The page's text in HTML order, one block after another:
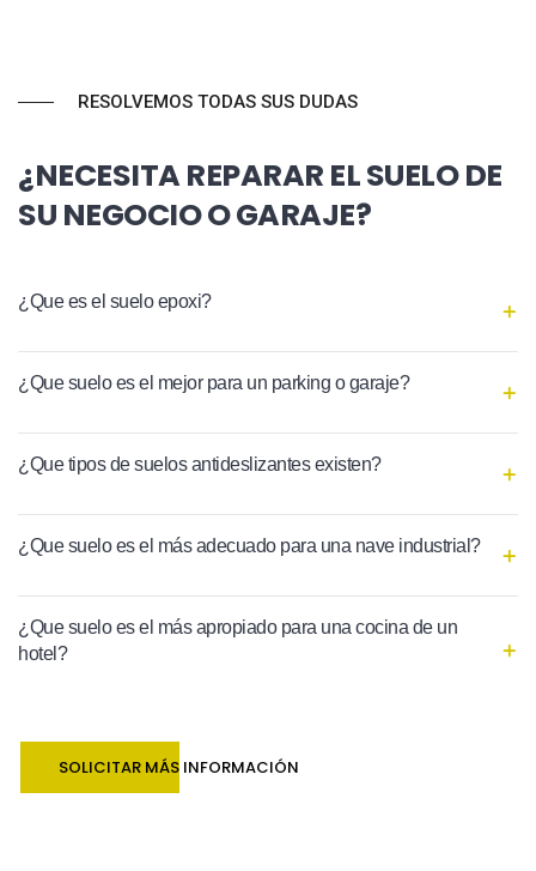
RESOLVEMOS TODAS SUS DUDAS
¿NECESITA REPARAR EL SUELO DE
SU NEGOCIO O GARAJE?
¿Que es el suelo epoxi?
¿Que suelo es el mejor para un parking o garaje?
¿Que tipos de suelos antideslizantes existen?
¿Que suelo es el más adecuado para una nave industrial?
¿Que suelo es el más apropiado para una cocina de un
hotel?
SOLICITAR MÁS INFORMACIÓN